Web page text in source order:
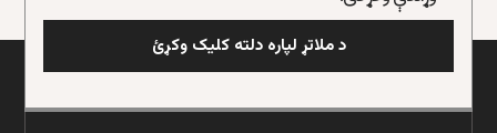
د ملاتړ لپاره دلته کلیک وکړئ